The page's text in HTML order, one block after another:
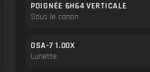
POIGNÉE 6H64 VERTICALE
Sous le canon
OSA-7 1.00X
Lunette